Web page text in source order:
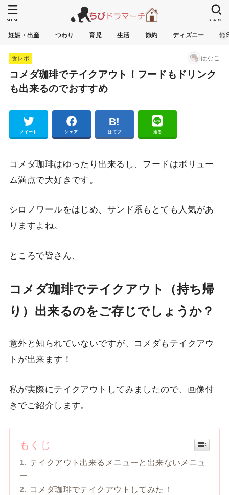
妊娠・出産 つわり 育児 生活 節約 ディズニー 無
SEARCH
MENU
食レポ はなこ
コメダ珈琲でテイクアウト！フードもドリンク
も出来るのでおすすめ
ツイート シェア はてブ 送る
コメダ珈琲はゆったり出来るし、フードはボリュー
ム満点で大好きです。
シロノワールをはじめ、サンド系もとても人気があ
りますよね。
ところで皆さん、
コメダ珈琲でテイクアウト（持ち帰
り）出来るのをご存じでしょうか？
意外と知られていないですが、コメダもテイクアウ
トが出来ます！
私が実際にテイクアウトしてみましたので、画像付
きでご紹介します。
もくじ
テイクアウト出来るメニューと出来ないメニュ
ー
コメダ珈琲でテイクアウトしてみた！